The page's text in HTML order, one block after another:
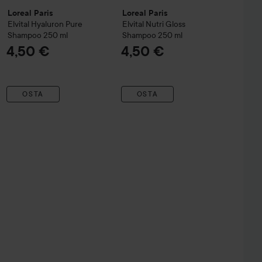
Loreal Paris
Elvital Hyaluron Pure
Shampoo 250 ml
4,50 €
OSTA
Loreal Paris
Elvital Nutri Gloss
Shampoo 250 ml
4,50 €
OSTA